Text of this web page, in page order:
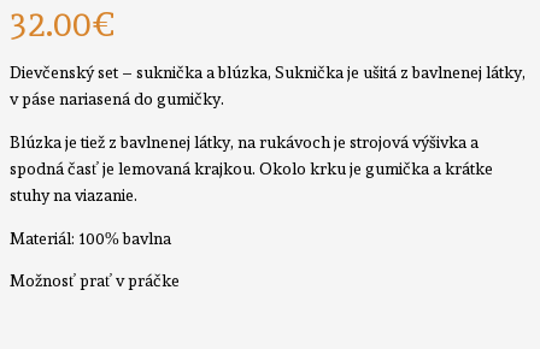
32.00€
Dievčenský set – suknička a blúzka, Suknička je ušitá z bavlnenej látky,
v páse nariasená do gumičky.
Blúzka je tiež z bavlnenej látky, na rukávoch je strojová výšivka a
spodná časť je lemovaná krajkou. Okolo krku je gumička a krátke
stuhy na viazanie.
Materiál: 100% bavlna
Možnosť prať v práčke